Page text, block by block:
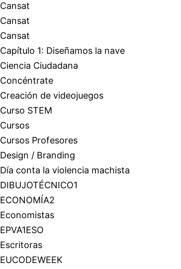
Cansat
Cansat
Cansat
Capítulo 1: Diseñamos la nave
Ciencia Ciudadana
Concéntrate
Creación de videojuegos
Curso STEM
Cursos
Cursos Profesores
Design / Branding
Día conta la violencia machista
DIBUJOTÉCNICO1
ECONOMÍA2
Economistas
EPVA1ESO
Escritoras
EUCODEWEEK